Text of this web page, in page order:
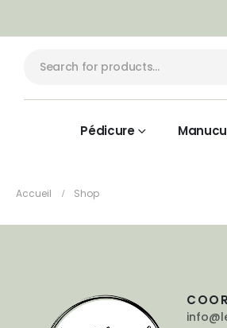
Pédicure
Accueil Shop